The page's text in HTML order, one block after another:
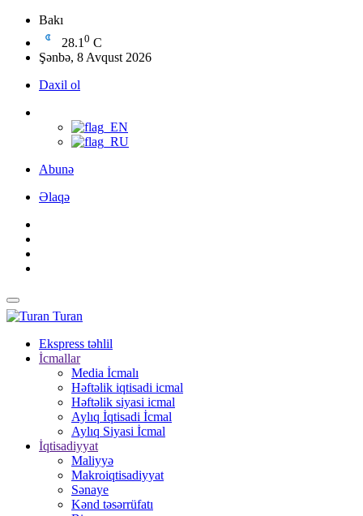
Bakı
28.1 0 C
Şənbə, 8 Avqust 2026
Daxil ol
Abunə
Əlaqə
Turan
Ekspress təhlil
İcmallar
Media İcmalı
Həftəlik iqtisadi icmal
Həftəlik siyasi icmal
Aylıq İqtisadi İcmal
Aylıq Siyasi İcmal
İqtisadiyyat
Maliyyə
Makroiqtisadiyyat
Sənaye
Kənd təsərrüfatı